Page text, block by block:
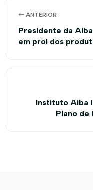
ANTERIOR
Presidente da
em prol dos
Instituto Aiba
Plano de